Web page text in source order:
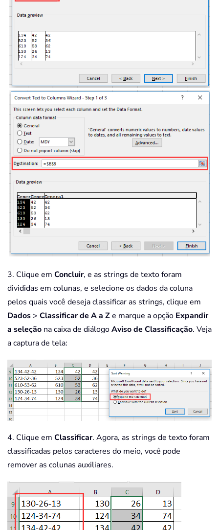
3. Clique em Concluir, e as strings de texto foram
divididas em colunas, e selecione os dados da coluna
pelos quais você deseja classificar as strings, clique em
Dados > Classificar de A a Ze marque a opção Expandir
a seleção na caixa de diálogoAviso de Classificação. Veja
a captura de tela:
4. Clique em Classificar. Agora, as strings de texto foram
classificadas pelos caracteres do meio, você pode
remover as colunas auxiliares.